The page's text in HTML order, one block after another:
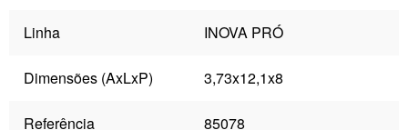
Linha INOVA PRÓ
Dimensões (AxLxP) 3,73x12,1x8
Referência 85078